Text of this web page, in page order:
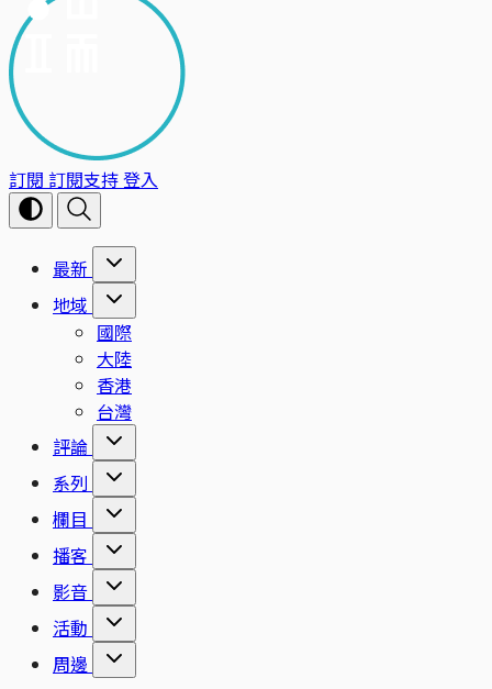
訂閱 訂閱支持登入
最新
地域
國際
大陸
香港
台灣
評論
系列
欄目
播客
影音
活動
周邊